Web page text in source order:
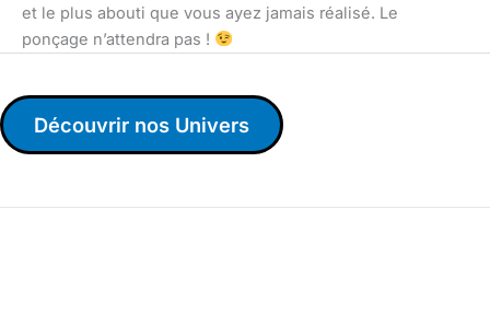
et le plus abouti que vous ayez jamais réalisé. Le
ponçage n’attendra pas !
Découvrir nos Univers